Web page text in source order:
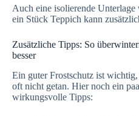
Auch eine isolierende
ein Stück Teppich kann
Zusätzliche Tipps: So
besser
Ein guter Frostschutz ist
oft nicht getan. Hier noch ein
wirkungsvolle Tipps: